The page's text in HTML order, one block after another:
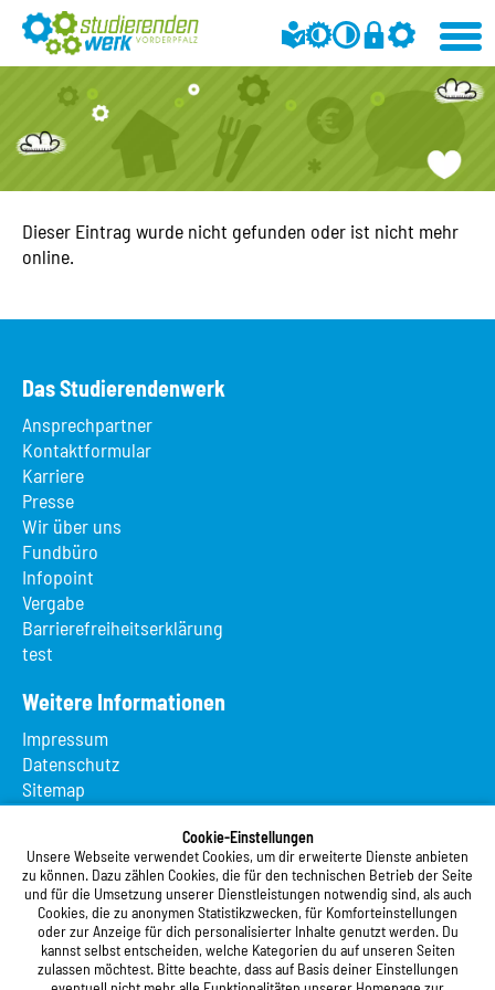
Cookie-Einstellungen
Unsere Webseite verwendet Cookies, um dir erweiterte Dienste anbieten
zu können. Dazu zählen Cookies, die für den technischen Betrieb der Seite
und für die Umsetzung unserer Dienstleistungen notwendig sind, als auch
Cookies, die zu anonymen Statistikzwecken, für Komforteinstellungen
oder zur Anzeige für dich personalisierter Inhalte genutzt werden. Du
kannst selbst entscheiden, welche Kategorien du auf unseren Seiten
zulassen möchtest. Bitte beachte, dass auf Basis deiner Einstellungen
Dieser Eintrag wurde nicht gefunden oder ist nicht mehr
online.
Das Studierendenwerk
Ansprechpartner
Kontaktformular
Karriere
Presse
Wir über uns
Fundbüro
Infopoint
Vergabe
Barrierefreiheitserklärung
test
Weitere Informationen
Impressum
Datenschutz
Sitemap
Suche
Registrierung
Studierendenwerk Vorderpfalz
Studierendenwerk Vorderpfalz
Anstalt des öffentlichen Rechts